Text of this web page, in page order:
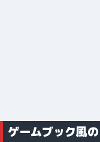
ゲームブック風